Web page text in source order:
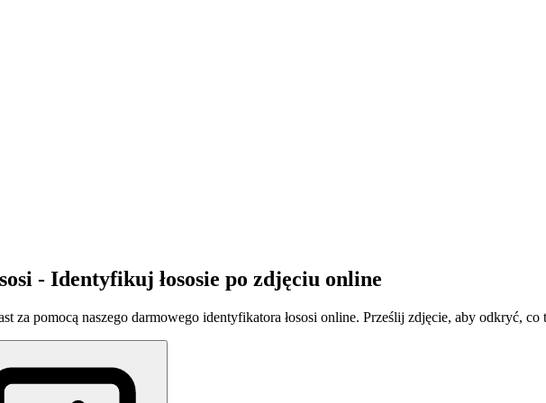
- Identyfikuj łososie po zdjęciu online
za pomocą naszego darmowego identyfikatora łososi online. Prześlij zdjęcie, aby odkryć,